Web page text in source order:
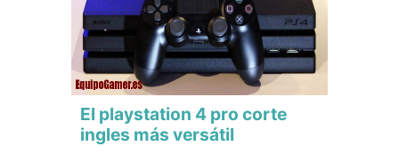
El playstation 4 pro corte
ingles más versátil